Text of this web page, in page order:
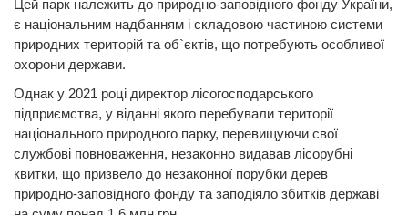
Цей парк належить до природно-заповідного фонду України,
є національним надбанням і складовою частиною системи
природних територій та об`єктів, що потребують особливої
охорони держави.
Однак у 2021 році директор лісогосподарського
підприємства, у віданні якого перебували території
національного природного парку, перевищуючи свої
службові повноваження, незаконно видавав лісорубні
квитки, що призвело до незаконної порубки дерев
природно-заповідного фонду та заподіяло збитків державі